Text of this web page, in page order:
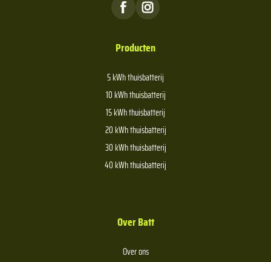
Producten
5 kWh thuisbatterij
10 kWh thuisbatterij
15 kWh thuisbatterij
20 kWh thuisbatterij
30 kWh thuisbatterij
40 kWh thuisbatterij
Over Batt
Over ons